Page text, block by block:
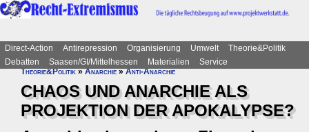
Direct-Action Antirepression Organisierung Umwelt
Theorie&Politik
Debatten
Saasen/GI/Mittelhessen Materialien
Service
Theorie&Politik»Anarchie»Anti-Anarchie
CHAOS UND ANARCHIE ALS
PROJEKTION DER APOKALYPSE?